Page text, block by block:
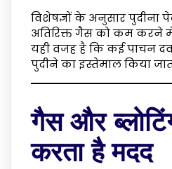
विशेषज्ञों के अनुसार पुदीना
अतिरिक्त गैस को कम करने
यही वजह है कि कई पाचन
पुदीने का इस्तेमाल किया
गैस और
करता है मदद